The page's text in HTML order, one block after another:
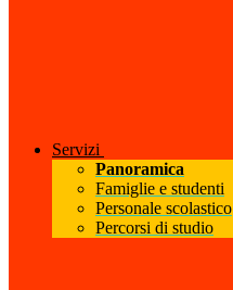
Servizi
Panoramica
Famiglie e studenti
Personale scolastico
Percorsi di studio